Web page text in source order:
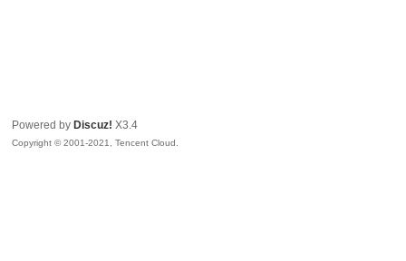
Powered by Discuz! X3.4
Copyright © 2001-2021, Tencent Cloud.